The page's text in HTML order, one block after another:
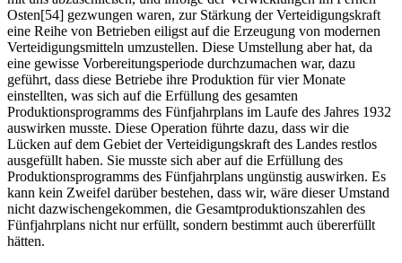
Osten[54] gezwungen waren, zur Stärkung der Verteidigungskraft
eine Reihe von Betrieben eiligst auf die Erzeugung von modernen
Verteidigungsmitteln umzustellen. Diese Umstellung aber hat, da
eine gewisse Vorbereitungsperiode durchzumachen war, dazu
geführt, dass diese Betriebe ihre Produktion für vier Monate
einstellten, was sich auf die Erfüllung des gesamten
Produktionsprogramms des Fünfjahrplans im Laufe des Jahres 1932
auswirken musste. Diese Operation führte dazu, dass wir die
Lücken auf dem Gebiet der Verteidigungskraft des Landes restlos
ausgefüllt haben. Sie musste sich aber auf die Erfüllung des
Produktionsprogramms des Fünfjahrplans ungünstig auswirken. Es
kann kein Zweifel darüber bestehen, dass wir, wäre dieser Umstand
nicht dazwischengekommen, die Gesamtproduktionszahlen des
Fünfjahrplans nicht nur erfüllt, sondern bestimmt auch übererfüllt
hätten.